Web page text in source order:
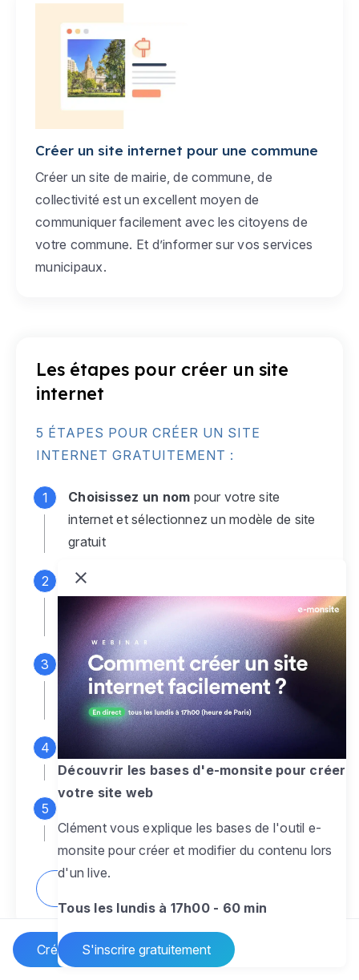
Créer un site Internet
Créer un site internet pour une commune
Créer un site de mairie, de commune, de
collectivité est un excellent moyen de
communiquer facilement avec les citoyens de
votre commune. Et d’informer sur vos services
municipaux.
Les étapes pour créer un site
internet
5 ÉTAPES POUR CRÉER UN SITE
INTERNET GRATUITEMENT :
Choisissez un nom pour votre site
internet et sélectionnez un modèle de site
gratuit
Connectez-vous
monsite gratuit pour accéder à votre
espace d'administration
Personnalisez entièrement le
designpour créer un site web sur-mesure,
à votre image
Ajoutez des pagessans limite pour
présenter votre activité, votre passion
pour rendre votre site dynamique
Découvrir les bases d'e-monsite pour créer
votre site web
Clément vous explique les bases de l'outil e-
monsite pour créer et modifier du contenu lors
d'un live.
Tous les lundis à 17h00 - 60 min
S'inscrire gratuitement